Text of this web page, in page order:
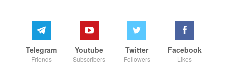
Facebook
Likes
Twitter
Followers
Youtube
Subscribers
Telegram
Friends